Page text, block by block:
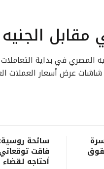
مقابل
شاشات عرض أسعار العملات
سائحة
فاقت
أحتاجه